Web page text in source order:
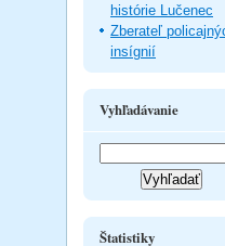
histórie Lučenec
Zberateľ
insígnií
Vyhľadávanie
Štatistiky